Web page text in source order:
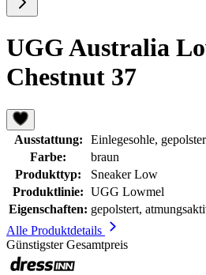
UGG Australia
Chestnut 37
Ausstattung:
Einlegesohle,
Farbe:
braun
Produkttyp:
Sneaker Low
Produktlinie: UGG Lowmel
Eigenschaften: gepolstert,
Alle Produktdetails
Günstigster Gesamtpreis